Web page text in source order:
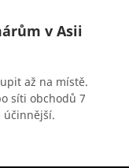
v Asii
až na místě.
síti obchodů 7
účinnější.